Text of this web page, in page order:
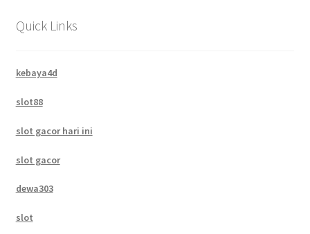
Quick Links
kebaya4d
slot88
slot gacor hari ini
slot gacor
dewa303
slot